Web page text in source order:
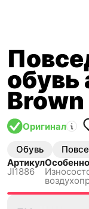
обувь
Brown
Оригинал
Обувь
Артикул
JI1886